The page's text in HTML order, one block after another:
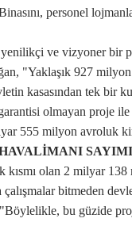
personel
yenilikçi ve vizyoner bir
"Yaklaşık 927
kasasından tek bir
olmayan proje
555 milyon avroluk
kısmı olan 2 milyar
bitmeden
bu güzide